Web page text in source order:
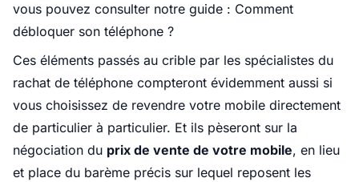
vous pouvez consulter notre guide : Comment
débloquer son téléphone ?
Ces éléments passés au crible par les spécialistes du
rachat de téléphone compteront évidemment aussi si
vous choisissez de revendre votre mobile directement
de particulier à particulier. Et ils pèseront sur la
négociation du prix de vente de votre mobile, en lieu
et place du barème précis sur lequel reposent les